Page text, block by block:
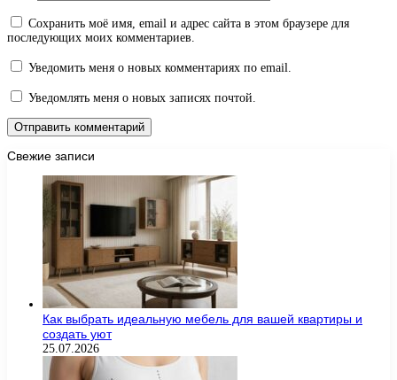
Сохранить моё имя, email и адрес сайта в этом браузере для
последующих моих комментариев.
Уведомить меня о новых комментариях по email.
Уведомлять меня о новых записях почтой.
Свежие записи
Как выбрать идеальную мебель для вашей квартиры и
создать уют
25.07.2026